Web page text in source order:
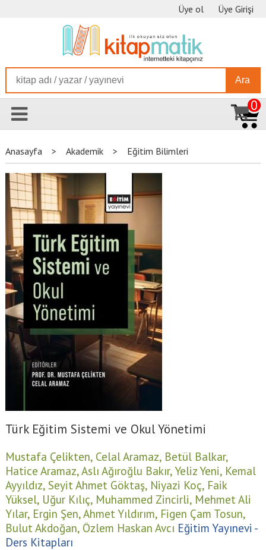
Üye ol Üye Girişi
Ara
0
Anasayfa > Akademik > Eğitim Bilimleri
Türk Eğitim Sistemi ve Okul Yönetimi
Mustafa Çelikten, Celal Aramaz, Betül Balkar,
Hatice Aramaz,Aslı Ağıroğlu Bakır,Yeliz Yeni, Kemal
Ayyıldız, Seyit Ahmet Göktaş, Niyazi Koç, Faik
Yüksel, Uğur Kılıç, Muhammed Zincirli, Mehmet Ali
Yılar, Ergin Şen,Ahmet Yıldırım, Figen Çam Tosun,
Bulut Akdoğan, Özlem Haskan Avcı Eğitim Yayınevi -
Ders Kitapları